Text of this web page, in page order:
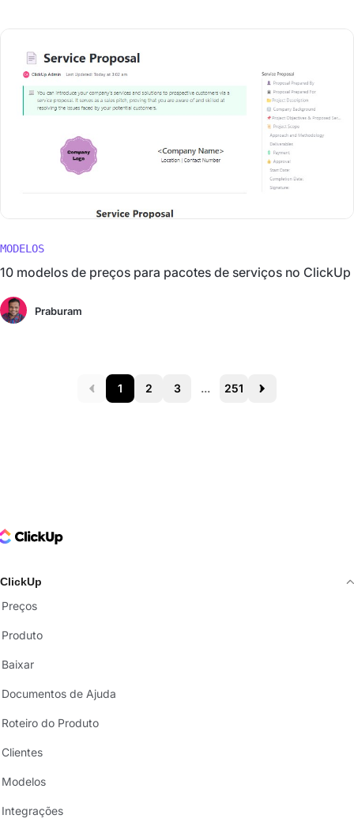
MODELOS
10 modelos de preços para pacotes de serviços no ClickUp
Praburam
Prev 1 2 3 ... 251 Next
Logo
ClickUp
Preços
Produto
Baixar
Documentos de Ajuda
Roteiro do Produto
Clientes
Modelos
Integrações